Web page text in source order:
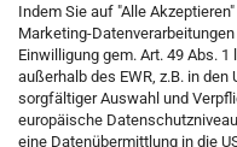
Indem Sie auf "Alle
Marketing-
Einwilligung gem. Art. 49 Abs.
außerhalb des EWR, z.B. in
sorgfältiger Auswahl und
europäische
eine Datenübermittlung in die
KONTAKT
Kostenfreie
0800